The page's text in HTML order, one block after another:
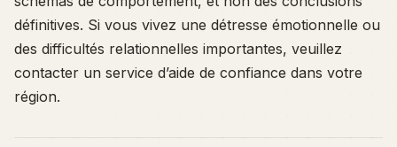
définitives. Si vous vivez une détresse émotionnelle ou
des difficultés relationnelles importantes, veuillez
contacter un service d’aide de confiance dans votre
région.